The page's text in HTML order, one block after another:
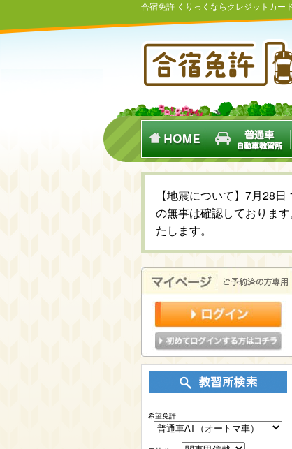
合宿免許 くりっくならクレジットカー
【地震について】7月28
の無事は確認しておりま
たします。
希望免許